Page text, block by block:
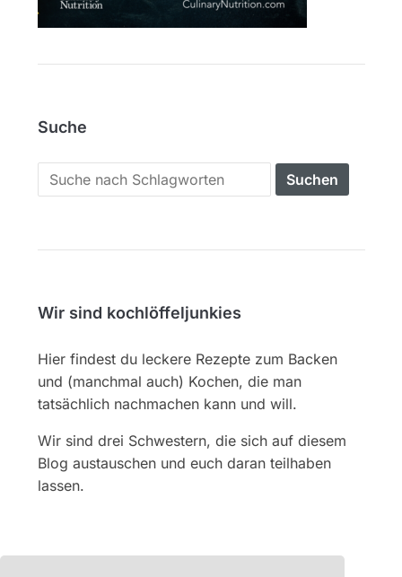
Suche
Search
for:
Wir sind kochlöffeljunkies
Hier findest du leckere Rezepte zum Backen
und (manchmal auch) Kochen, die man
tatsächlich nachmachen kann und will.
Wir sind drei Schwestern, die sich auf diesem
Blog austauschen und euch daran teilhaben
lassen.